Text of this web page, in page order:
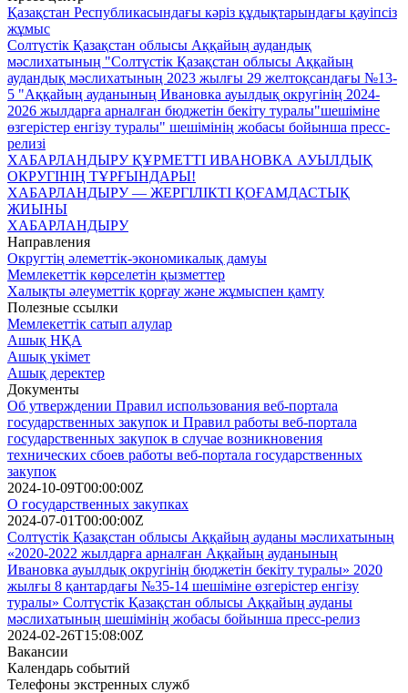
Қазақстан Республикасындағы кәріз құдықтарындағы қауіпсіз
жұмыс
Солтүстік Қазақстан облысы Аққайың аудандық
мәслихатының "Солтүстік Қазақстан облысы Аққайың
аудандық мәслихатының 2023 жылғы 29 желтоқсандағы №13-
5 "Аққайың ауданының Ивановка ауылдық округінің 2024-
2026 жылдарға арналған бюджетін бекіту туралы"шешіміне
өзгерістер енгізу туралы" шешімінің жобасы бойынша пресс-
релизі
ХАБАРЛАНДЫРУ ҚҰРМЕТТI ИВАНОВКА АУЫЛДЫҚ
ОКРУГIНIҢ ТҰРҒЫНДАРЫ!
ХАБАРЛАНДЫРУ — ЖЕРГIЛIКТI ҚОҒАМДАСТЫҚ
ЖИЫНЫ
ХАБАРЛАНДЫРУ
Направления
Округтің әлеметтік-экономикалық дамуы
Мемлекеттік көрселетін қызметтер
Халықты әлеуметтік қорғау және жұмыспен қамту
Полезные ссылки
Мемлекеттік сатып алулар
Ашық НҚА
Ашық үкімет
Ашық деректер
Документы
Об утверждении Правил использования веб-портала
государственных закупок и Правил работы веб-портала
государственных закупок в случае возникновения
технических сбоев работы веб-портала государственных
закупок
2024-10-09T00:00:00Z
О государственных закупках
2024-07-01T00:00:00Z
Солтүстік Қазақстан облысы Аққайың ауданы мәслихатының
«2020-2022 жылдарға арналған Аққайың ауданының
Ивановка ауылдық округінің бюджетін бекіту туралы» 2020
жылғы 8 қантардағы №35-14 шешіміне өзгерістер енгізу
туралы» Солтүстік Қазақстан облысы Аққайың ауданы
мәслихатының шешімінің жобасы бойынша пресс-релиз
2024-02-26T15:08:00Z
Вакансии
Календарь событий
Телефоны экстренных служб